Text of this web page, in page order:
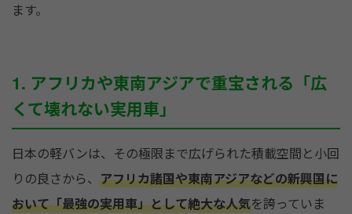
ます。
1. アフリカや東南アジアで重宝される「広
くて壊れない実用車」
日本の軽バンは、その極限まで広げられた積載空間と小回
りの良さから、 アフリカ諸国や東南アジアなどの新興国に
おいて「最強の実用車」として絶大な人気を誇っていま